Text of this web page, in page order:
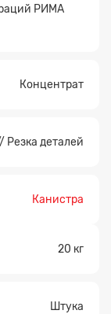
РИМА
Концентрат
Резка деталей
Канистра
20 кг
Штука